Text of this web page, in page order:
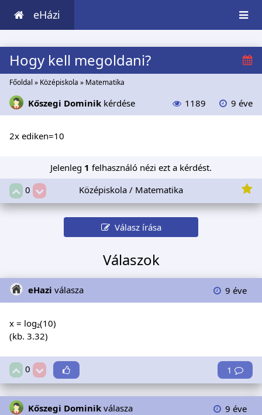
eHázi
Hogy kell megoldani?
Főoldal » Középiskola » Matematika
Kőszegi Dominik kérdése 1189 9 éve
2x ediken=10
Jelenleg 1 felhasználó nézi ezt a kérdést.
0
Középiskola / Matematika
Válasz írása
Válaszok
eHazi válasza 9 éve
x = log₂(10)
(kb. 3.32)
0 1
Kőszegi Dominik válasza 9 éve